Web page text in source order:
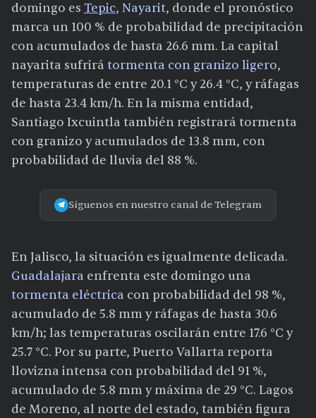
domingo es Tepic, Nayarit, donde el pronóstico
marca un 100 % de probabilidad de precipitación
con acumulados de hasta 26.6 mm. La capital
nayarita sufrirá tormenta con granizo ligero,
temperaturas de entre 20.1 °C y 26.4 °C, y ráfagas
de hasta 23.4 km/h. En la misma entidad,
Santiago Ixcuintla también registrará tormenta
con granizo y acumulados de 13.8 mm, con
probabilidad de lluvia del 88 %.
Síguenos en nuestro canal de Telegram
En Jalisco, la situación es igualmente delicada.
Guadalajara enfrenta este domingo una
tormenta eléctrica con probabilidad del 98 %,
acumulado de 5.8 mm y ráfagas de hasta 30.6
km/h; las temperaturas oscilarán entre 17.6 °C y
25.7 °C. Por su parte, Puerto Vallarta reporta
llovizna intensa con probabilidad del 91 %,
acumulado de 5.8 mm y máxima de 29 °C. Lagos
de Moreno, al norte del estado, también figura